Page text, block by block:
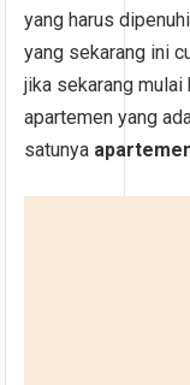
yang harus
yang sekarang ini
jika sekarang
apartemen yang
satunya